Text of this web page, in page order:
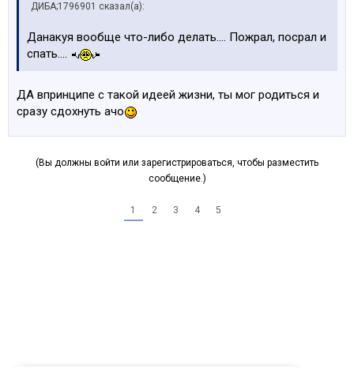
ДИБА;1796901 сказал(а):
Данакуя вообще что-либо делать.... Пожрал, посрал и
спать....
ДА впринципе с такой идеей жизни, ты мог родиться и
сразу сдохнуть ачо
(Вы должны войти или зарегистрироваться, чтобы разместить
сообщение.)
1 2 3 4 5